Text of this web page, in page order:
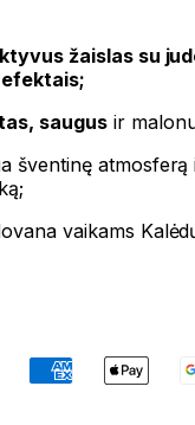
žaislas su
saugusir
šventinę atmosferą
vaikams